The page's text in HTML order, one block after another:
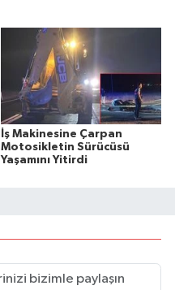
İş Makinesine Çarpan
Motosikletin Sürücüsü
Yaşamını Yitirdi